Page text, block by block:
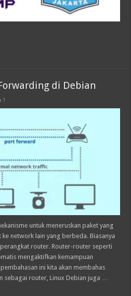
di Debian
1
untuk meneruskan paket yang
network lain yang berbeda. Biasanya
router. Router-router seperti
mengaktifkan kemampuan
ini kita akan membahas
sebagai router, Linux Debian juga …